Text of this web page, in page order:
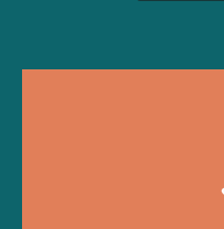
abordagem e